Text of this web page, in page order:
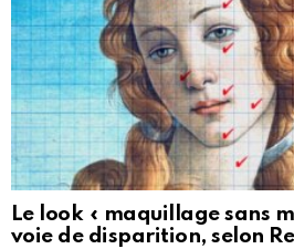
Le look « maquillage sans
voie de disparition, selon